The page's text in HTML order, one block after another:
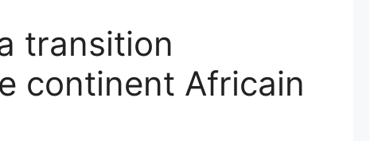
transition
continent Africain